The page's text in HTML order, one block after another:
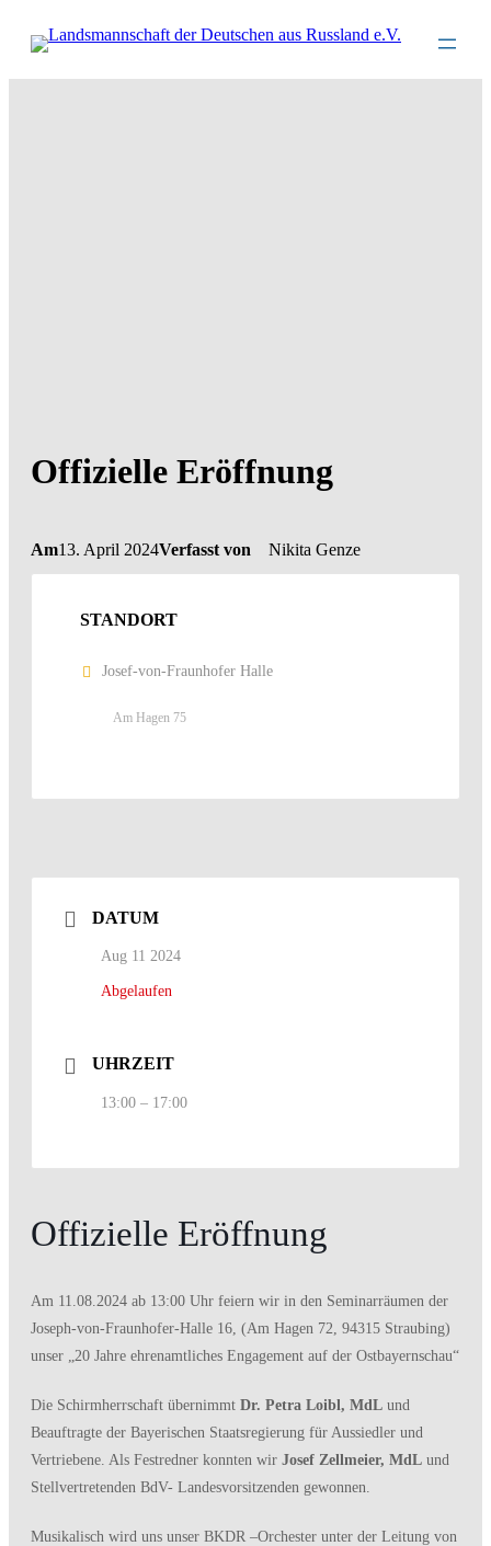
zum
Inhalt
wechseln
Offizielle Eröffnung
Am13. April 2024Verfasst von Nikita Genze
STANDORT
Josef-von-Fraunhofer Halle
Am Hagen 75
DATUM
Aug 11 2024
Abgelaufen
UHRZEIT
13:00 – 17:00
Offizielle Eröffnung
Am 11.08.2024 ab 13:00 Uhr feiern wir in den Seminarräumen der
Joseph-von-Fraunhofer-Halle 16, (Am Hagen 72, 94315 Straubing)
unser „20 Jahre ehrenamtliches Engagement auf der Ostbayernschau“
Die Schirmherrschaft übernimmt Dr. Petra Loibl, MdL und
Beauftragte der Bayerischen Staatsregierung für Aussiedler und
Vertriebene. Als Festredner konnten wir Josef Zellmeier, MdL und
Stellvertretenden BdV- Landesvorsitzenden gewonnen.
Musikalisch wird uns unser BKDR –Orchester unter der Leitung von